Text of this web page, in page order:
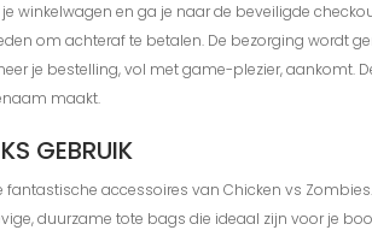
winkelwagen en ga je naar de beveiligde
om achteraf te betalen. De bezorging wordt
je bestelling, vol met game-plezier, aankomt.
maakt.
GEBRUIK
accessoires van Chicken vs
duurzame tote bags die ideaal zijn voor je